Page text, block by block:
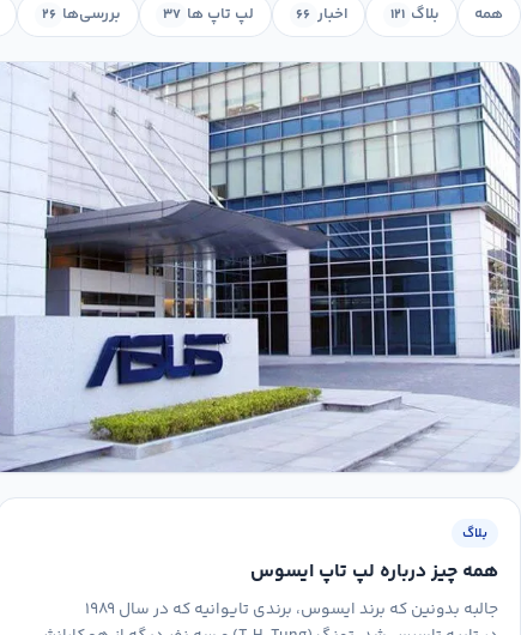
همه بلاگ ۱۲۱ اخبار ۶۶ لپ تاپ ها ۳۷ بررسی‌ها ۲۶
بلاگ
همه چیز درباره لپ تاپ ایسوس
جالبه بدونین که برند ایسوس، برندی تایوانیه که در سال ۱۹۸۹